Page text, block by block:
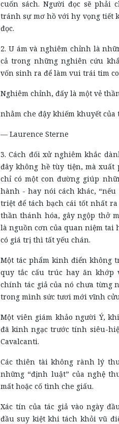
cuốn sách. Người đọc sẽ phải
tránh sự mơ hồ với hy vọng tiết
đọc.
2. U ám và nghiêm chỉnh là
cả trong những nghiên cứu
vốn sinh ra để làm vui trái tim
Nghiêm chỉnh, đấy là một vẻ
nhằm che đậy khiếm khuyết của
— Laurence Sterne
3. Cách đối xử nghiêm khắc
đây không hề tùy tiện, mà
chỉ có một con đường giúp
hành - hay nói cách khác,
triệt để tách bạch cái tốt nhất
thần thánh hóa, gây ngộp thở
là nguồn cơn của quan niệm
có giá trị thì tất yếu chán.
Một tác phẩm kinh điển
quy tắc cấu trúc hay ăn khớp
chính tác giả của nó chưa từng
trong mình sức tươi mới vĩnh
Một viên giám khảo người Ý,
đã kinh ngạc trước tính siêu-
Cavalcanti.
Các thiên tài không rành lý
những “định luật” của nghệ
mất hoặc cố tình che giấu.
Xác tín của tác giả vào ngày
đầu suy kiệt khi tách khỏi vũ